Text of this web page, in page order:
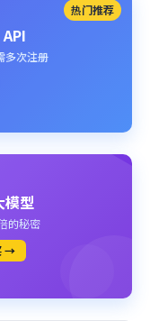
热门推荐
多次注册
模型
的秘密
→